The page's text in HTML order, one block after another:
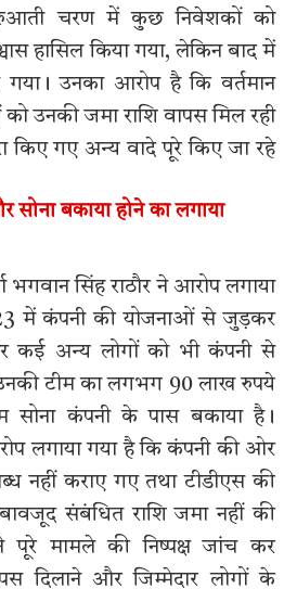
चरण में कुछ निवेशकों को
हासिल किया गया, लेकिन बाद में
उनका आरोप है कि वर्तमान
उनकी जमा राशि वापस मिल रही
किए गए अन्य वादे पूरे किए जा रहे
सोना बकाया होने का लगाया
सिंह राठौर ने आरोप लगाया
में कंपनी की योजनाओं से जुड़कर
कई अन्य लोगों को भी कंपनी से
टीम का लगभग 90 लाख रुपये
सोना कंपनी के पास बकाया है।
लगाया गया है कि कंपनी की ओर
नहीं कराए गए तथा टीडीएस की
संबंधित राशि जमा नहीं की
पूरे मामले की निष्पक्ष जांच कर
दिलाने और जिम्मेदार लोगों के